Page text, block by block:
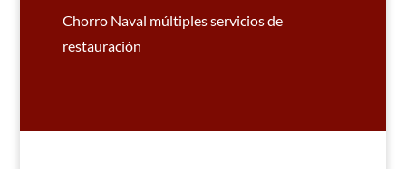
Chorro Naval múltiples servicios de
restauración